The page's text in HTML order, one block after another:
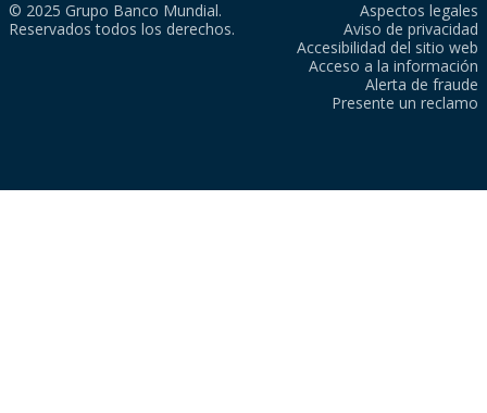
© 2025 Grupo Banco Mundial.
Reservados todos los derechos.
Aspectos legales
Aviso de privacidad
Accesibilidad del sitio web
Acceso a la información
Alerta de fraude
Presente un reclamo